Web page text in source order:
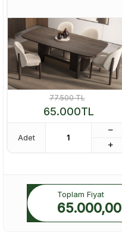
77.500TL
65.000TL
Adet
Toplam Fiyat
65.000,00